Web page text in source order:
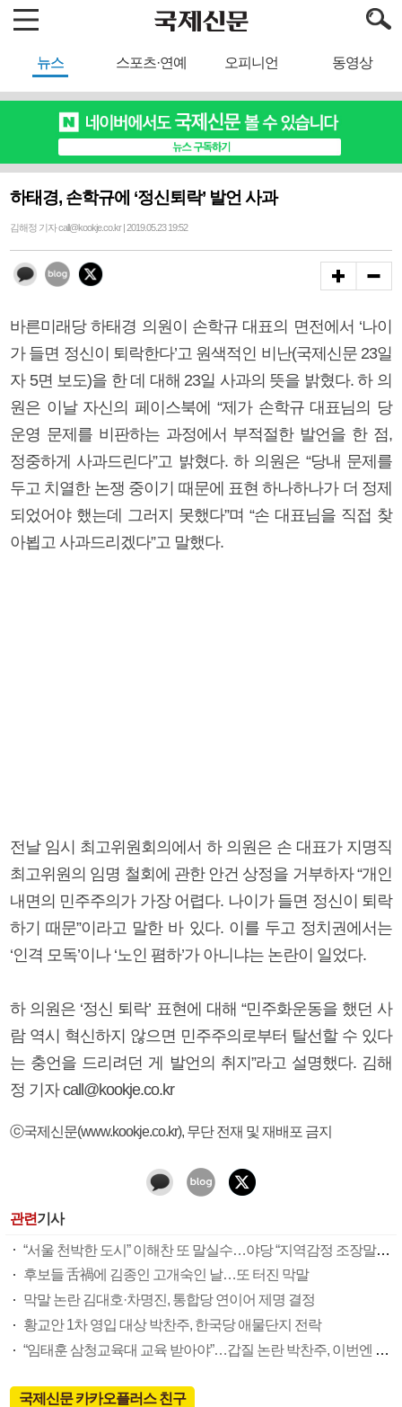
뉴스 스포츠·연예 오피니언 동영상
하태경, 손학규에 ‘정신퇴락’ 발언 사과
김해정 기자 call@kookje.co.kr | 2019.05.23 19:52
바른미래당 하태경 의원이 손학규 대표의 면전에서 ‘나이
가 들면 정신이 퇴락한다’고 원색적인 비난(국제신문 23일
자 5면 보도)을 한 데 대해 23일 사과의 뜻을 밝혔다. 하 의
원은 이날 자신의 페이스북에 “제가 손학규 대표님의 당
운영 문제를 비판하는 과정에서 부적절한 발언을 한 점,
정중하게 사과드린다”고 밝혔다. 하 의원은 “당내 문제를
두고 치열한 논쟁 중이기 때문에 표현 하나하나가 더 정제
되었어야 했는데 그러지 못했다”며 “손 대표님을 직접 찾
아뵙고 사과드리겠다”고 말했다.
전날 임시 최고위원회의에서 하 의원은 손 대표가 지명직
최고위원의 임명 철회에 관한 안건 상정을 거부하자 “개인
내면의 민주주의가 가장 어렵다. 나이가 들면 정신이 퇴락
하기 때문”이라고 말한 바 있다. 이를 두고 정치권에서는
‘인격 모독’이나 ‘노인 폄하’가 아니냐는 논란이 일었다.
하 의원은 ‘정신 퇴락’ 표현에 대해 “민주화운동을 했던 사
람 역시 혁신하지 않으면 민주주의로부터 탈선할 수 있다
는 충언을 드리려던 게 발언의 취지”라고 설명했다. 김해
정 기자 call@kookje.co.kr
ⓒ국제신문(www.kookje.co.kr), 무단 전재 및 재배포 금지
관련기사
“서울 천박한 도시” 이해찬 또 말실수…야당 “지역감정 조장말라”
후보들 舌禍에 김종인 고개숙인 날…또 터진 막말
막말 논란 김대호·차명진, 통합당 연이어 제명 결정
황교안 1차 영입 대상 박찬주, 한국당 애물단지 전락
“임태훈 삼청교육대 교육 받아야”…갑질 논란 박찬주, 이번엔 막말
국제신문 카카오플러스 친구